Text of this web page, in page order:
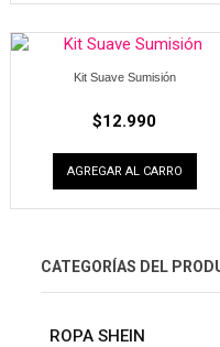
Kit Suave Sumisión
$12.990
AGREGAR AL CARRO
CATEGORÍAS DEL
ROPA SHEIN